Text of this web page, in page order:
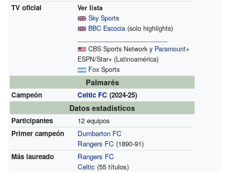
TV oficial
Ver lista
Sky Sports
BBC Escocia(solo highlights)
CBS Sports Network y Paramount+
ESPN/Star+ (Latinoamérica)
Fox Sports
Palmarés
Campeón Celtic FC (2024-25)
Datos estadísticos
Participantes
12 equipos
Primer campeón
Dumbarton FC
Rangers FC (1890-91)
Más laureado
Rangers FC
Celtic (55 títulos)